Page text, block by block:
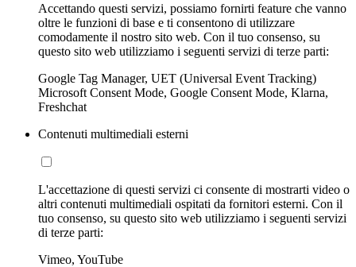
Accettando questi servizi, possiamo fornirti feature che vanno
oltre le funzioni di base e ti consentono di utilizzare
comodamente il nostro sito web. Con il tuo consenso, su
questo sito web utilizziamo i seguenti servizi di terze parti:
Google Tag Manager, UET (Universal Event Tracking)
Microsoft Consent Mode, Google Consent Mode, Klarna,
Freshchat
Contenuti multimediali esterni
L'accettazione di questi servizi ci consente di mostrarti video o
altri contenuti multimediali ospitati da fornitori esterni. Con il
tuo consenso, su questo sito web utilizziamo i seguenti servizi
di terze parti:
Vimeo, YouTube